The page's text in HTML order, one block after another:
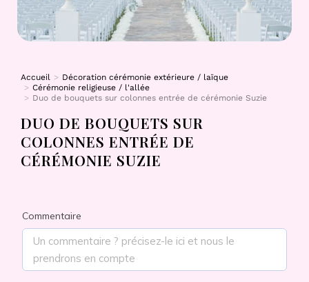
Vous êtes ici :
Accueil
Décoration cérémonie extérieure / laïque
Cérémonie religieuse / l'allée
Duo de bouquets sur colonnes entrée de cérémonie Suzie
DUO DE BOUQUETS SUR
COLONNES ENTRÉE DE
CÉRÉMONIE SUZIE
Commentaire